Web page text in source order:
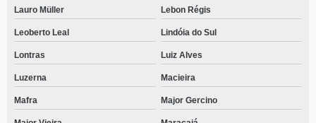
Lauro Müller Lebon Régis
Leoberto Leal Lindóia do Sul
Lontras Luiz Alves
Luzerna Macieira
Mafra Major Gercino